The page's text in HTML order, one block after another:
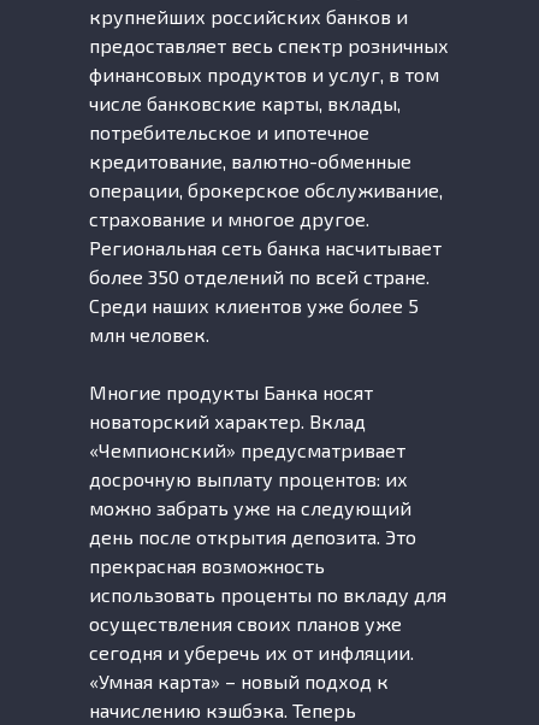
крупнейших российских банков и
предоставляет весь спектр розничных
финансовых продуктов и услуг, в том
числе банковские карты, вклады,
потребительское и ипотечное
кредитование, валютно-обменные
операции, брокерское обслуживание,
страхование и многое другое.
Региональная сеть банка насчитывает
более 350 отделений по всей стране.
Среди наших клиентов уже более 5
млн человек.
Многие продукты Банка носят
новаторский характер. Вклад
«Чемпионский» предусматривает
досрочную выплату процентов: их
можно забрать уже на следующий
день после открытия депозита. Это
прекрасная возможность
использовать проценты по вкладу для
осуществления своих планов уже
сегодня и уберечь их от инфляции.
«Умная карта» – новый подход к
начислению кэшбэка. Теперь